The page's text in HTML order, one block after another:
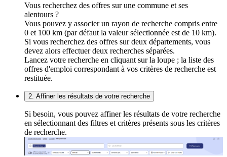
Vous recherchez des offres sur une commune et ses
alentours ?
Vous pouvez y associer un rayon de recherche compris entre
0 et 100 km (par défaut la valeur sélectionnée est de 10 km).
Si vous recherchez des offres sur deux départements, vous
devez alors effectuer deux recherches séparées.
Lancez votre recherche en cliquant sur la loupe ; la liste des
offres d'emploi correspondant à vos critères de recherche est
restituée.
2. Affiner les résultats de votre recherche
Si besoin, vous pouvez affiner les résultats de votre recherche
en sélectionnant des filtres et critères présents sous les critères
de recherche.